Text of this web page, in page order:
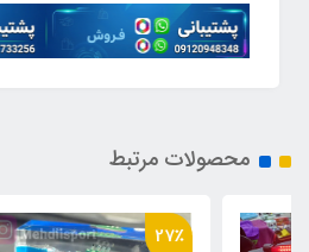
محصولات مرتبط
27٪